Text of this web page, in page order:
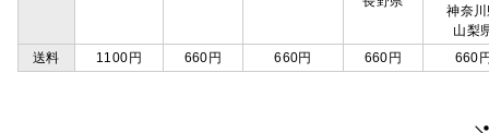
神奈
山梨
送料
1100円 660円 660円 660円 660